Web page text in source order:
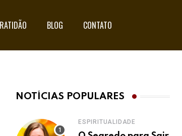
BLOG CONTATO
NOTÍCIAS POPULARES
ESPIRITUALIDADE